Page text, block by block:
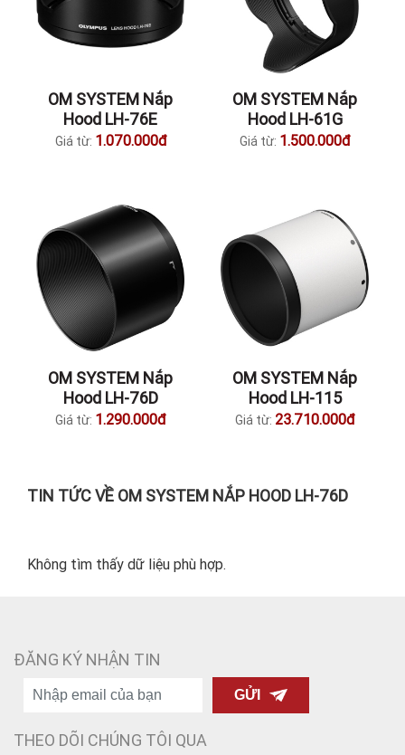
OM SYSTEM Nắp
Hood LH-76E
Giá từ: 1.070.000đ
OM SYSTEM Nắp
Hood LH-61G
Giá từ: 1.500.000đ
OM SYSTEM Nắp
Hood LH-76D
Giá từ: 1.290.000đ
OM SYSTEM Nắp
Hood LH-115
Giá từ: 23.710.000đ
TIN TỨC VỀ OM SYSTEM NẮP HOOD LH-76D
Không tìm thấy dữ liệu phù hợp.
ĐĂNG KÝ NHẬN TIN
GỬI
THEO DÕI CHÚNG TÔI QUA